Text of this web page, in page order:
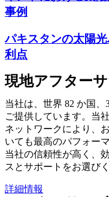
事例
パキスタンの太陽
利点
現地アフター
当社は、世界 82 か国
ご提供しています。当
ネットワークにより、
いても最高のパフォー
当社の信頼性が高く、
スとサポートをお選び
詳細情報